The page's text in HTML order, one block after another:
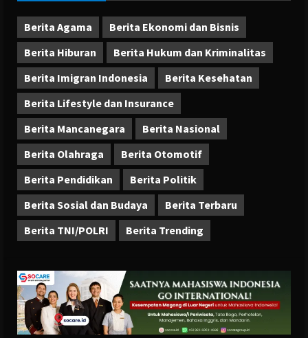
Berita Agama
Berita Ekonomi dan Bisnis
Berita Hiburan
Berita Hukum dan Kriminalitas
Berita Imigran Indonesia
Berita Kesehatan
Berita Lifestyle dan Insurance
Berita Mancanegara
Berita Nasional
Berita Olahraga
Berita Otomotif
Berita Pendidikan
Berita Politik
Berita Sosial dan Budaya
Berita Terbaru
Berita TNI/POLRI
Berita Trending